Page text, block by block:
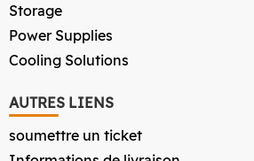
Storage
Power Supplies
Cooling Solutions
AUTRES LIENS
soumettre un ticket